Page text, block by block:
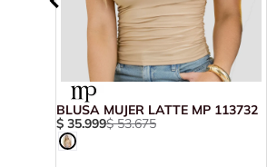
BLUSA MUJER LATTE MP 113732
$ 35.999$ 53.675